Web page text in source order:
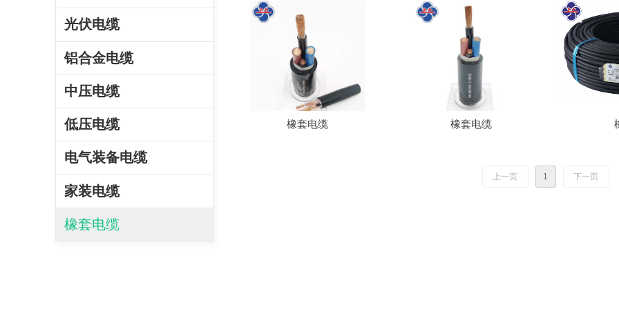
橡套电缆 橡套电缆
上一页 1 下一页
光伏电缆
铝合金电缆
中压电缆
低压电缆
电气装备电缆
家装电缆
橡套电缆